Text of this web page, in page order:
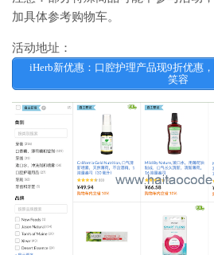
加具体参考购物车。
活动地址：
iHerb新优惠：口腔护理产品现9折优惠
笑容